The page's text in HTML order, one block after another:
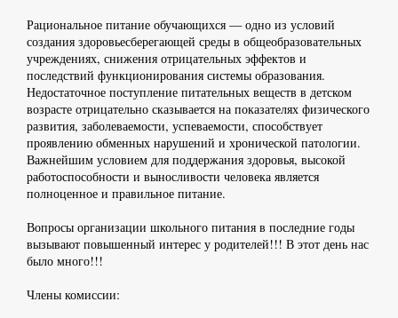
Рациональное питание обучающихся — одно из условий
создания здоровьесберегающей среды в общеобразовательных
учреждениях, снижения отрицательных эффектов и
последствий функционирования системы образования.
Недостаточное поступление питательных веществ в детском
возрасте отрицательно сказывается на показателях физического
развития, заболеваемости, успеваемости, способствует
проявлению обменных нарушений и хронической патологии.
Важнейшим условием для поддержания здоровья, высокой
работоспособности и выносливости человека является
полноценное и правильное питание.
Вопросы организации школьного питания в последние годы
вызывают повышенный интерес у родителей!!! В этот день нас
было много!!!
Члены комиссии: